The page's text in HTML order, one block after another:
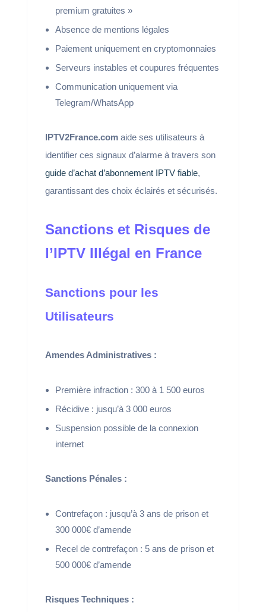
premium gratuites »
Absence de mentions légales
Paiement uniquement en cryptomonnaies
Serveurs instables et coupures fréquentes
Communication uniquement via
Telegram/WhatsApp
IPTV2France.comaide ses utilisateurs à
identifier ces signaux d’alarme à travers son
guide d’achat d’abonnement IPTV fiable,
garantissant des choix éclairés et sécurisés.
Sanctions et Risques de
l’IPTV Illégal en France
Sanctions pour les
Utilisateurs
Amendes Administratives :
Première infraction : 300 à 1 500 euros
Récidive : jusqu’à 3 000 euros
Suspension possible de la connexion
internet
Sanctions Pénales :
Contrefaçon : jusqu’à 3 ans de prison et
300 000€ d’amende
Recel de contrefaçon : 5 ans de prison et
500 000€ d’amende
Risques Techniques :